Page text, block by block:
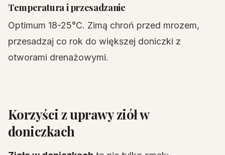
Temperatura i przesadzanie
Optimum 18-25°C. Zimą chroń przed mrozem,
przesadzaj co rok do większej doniczki z
otworami drenażowymi.
Korzyści z uprawy ziół w
doniczkach